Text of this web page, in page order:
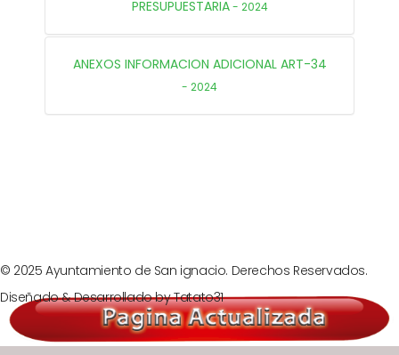
PRESUPUESTARIA - 2024
ANEXOS INFORMACION ADICIONAL ART-34
- 2024
© 2025 Ayuntamiento de San ignacio. Derechos Reservados.
Diseñado & Desarrollado byTatato31